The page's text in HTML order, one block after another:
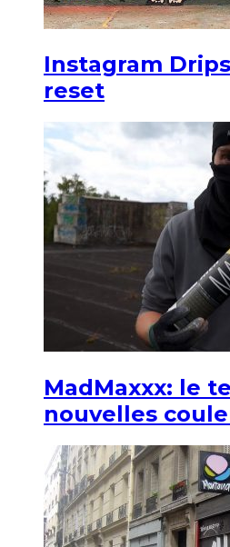
Instagram
reset
MadMaxxx: le
nouvelles